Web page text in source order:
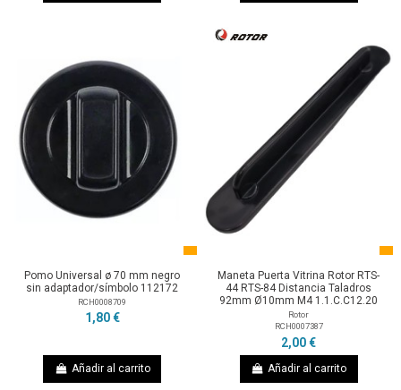
Pomo Universal ø 70 mm negro
sin adaptador/símbolo 112172
RCH0008709
1,80 €
Añadir al carrito
Maneta Puerta Vitrina Rotor RTS-
44 RTS-84 Distancia Taladros
92mm Ø10mm M4 1.1.C.C12.20
Rotor
RCH0007387
2,00 €
Añadir al carrito